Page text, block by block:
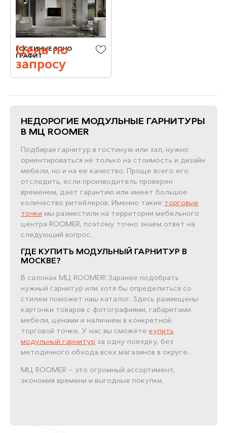
ГОСТИНЫЕ SOHO
ГРАФИТ
Цена по
запросу
НЕДОРОГИЕ МОДУЛЬНЫЕ ГАРНИТУРЫ
В МЦ ROOMER
Подбирая гарнитур в гостиную или зал, нужно
ориентироваться не только на стоимость и дизайн
мебели, но и на ее качество. Проще всего его
отследить, если производитель проверен
временем, дает гарантию или имеет большое
количество ритейлеров. Именно такие торговые
точки мы разместили на территории мебельного
центра ROOMER, поэтому точно знаем ответ на
следующий вопрос.
ГДЕ КУПИТЬ МОДУЛЬНЫЙ ГАРНИТУР В
МОСКВЕ?
В салонах МЦ ROOMER! Заранее подобрать
нужный гарнитур или хотя бы определиться со
стилем поможет наш каталог. Здесь размещены
карточки товаров с фотографиями, габаритами
мебели, ценами и наличием в конкретной
торговой точке. У нас вы сможете купить
модульный гарнитур за одну поездку, без
методичного обхода всех магазинов в округе.
МЦ ROOMER – это огромный ассортимент,
экономия времени и выгодные покупки.